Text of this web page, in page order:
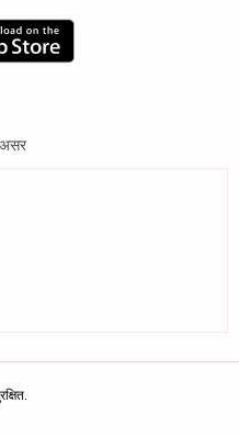
असर